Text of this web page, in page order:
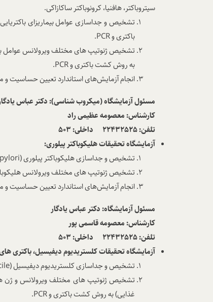
سیتروباکتر، هافنیا، کرونوباکتر ساکازاکی.
تشخیص و جداسازی عوامل بیماریزای
باکتری وPCR
.
تشخیص ژنوتیپ های مختلف ویرولانس عوامل
به روش کشت باکتری وPCR
.
انجام آزمایش‌های استاندارد تعیین حساسیت و
مسئول آزمایشگاه(میکروب شناسی): دکتر عباس
کارشناس: معصومه عظیمی راد
تلفن: 22432525 داخلی:
503
آزمایشگاه تحقیقات هلیکوباکتر پیلوری:
تشخیص و جداسازی هلیکوباکتر پیلوری
تشخیص ژنوتیپ های مختلف ویرولانس
انجام آزمایش‌های استاندارد تعیین حساسیت و
مسئول آزمایشگاه: دکتر عباس یادگار
کارشناس:معصومه قاسمی پور
تلفن: 22432525 داخلی: 503
آزمایشگاه تحقیقات کلستریدیوم دیفیسیل، باکتری
تشخیص و جداسازی کلستریدیوم دیفیسیل
تشخیص ژنوتیپ های مختلف ویرولانس و ژن
غذایی) به روش کشت باکتری وPCR
.